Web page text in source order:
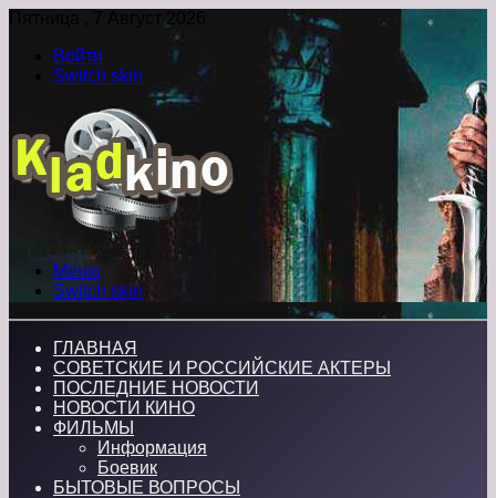
Пятница , 7 Август 2026
Войти
Switch skin
Меню
Switch skin
ГЛАВНАЯ
СОВЕТСКИЕ И РОССИЙСКИЕ АКТЕРЫ
ПОСЛЕДНИЕ НОВОСТИ
НОВОСТИ КИНО
ФИЛЬМЫ
Информация
Боевик
БЫТОВЫЕ ВОПРОСЫ